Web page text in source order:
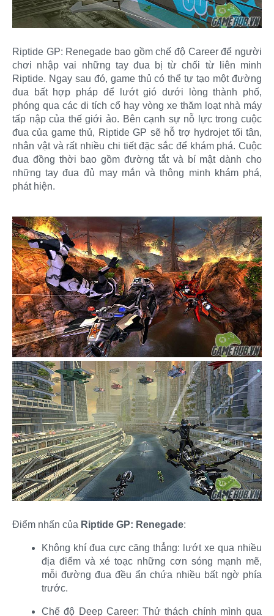
Riptide GP: Renegade bao gồm chế độ Career để người
chơi nhập vai những tay đua bị từ chối từ liên minh
Riptide. Ngay sau đó, game thủ có thể tự tạo một đường
đua bất hợp pháp để lướt gió dưới lòng thành phố,
phóng qua các di tích cổ hay vòng xe thăm loạt nhà máy
tấp nập của thế giới ảo. Bên cạnh sự nỗ lực trong cuộc
đua của game thủ, Riptide GP sẽ hỗ trợ hydrojet tối tân,
nhân vật và rất nhiều chi tiết đặc sắc để khám phá. Cuộc
đua đồng thời bao gồm đường tắt và bí mật dành cho
những tay đua đủ may mắn và thông minh khám phá,
phát hiện.
Điểm nhấn của Riptide GP: Renegade:​
Không khí đua cực căng thẳng: lướt xe qua nhiều
địa điểm và xé toạc những cơn sóng mạnh mẽ,
mỗi đường đua đều ẩn chứa nhiều bất ngờ phía
trước.​
Chế độ Deep Career: Thử thách chính mình qua